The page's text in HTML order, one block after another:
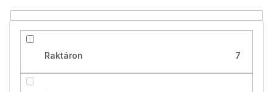
é
s
Raktáron 7